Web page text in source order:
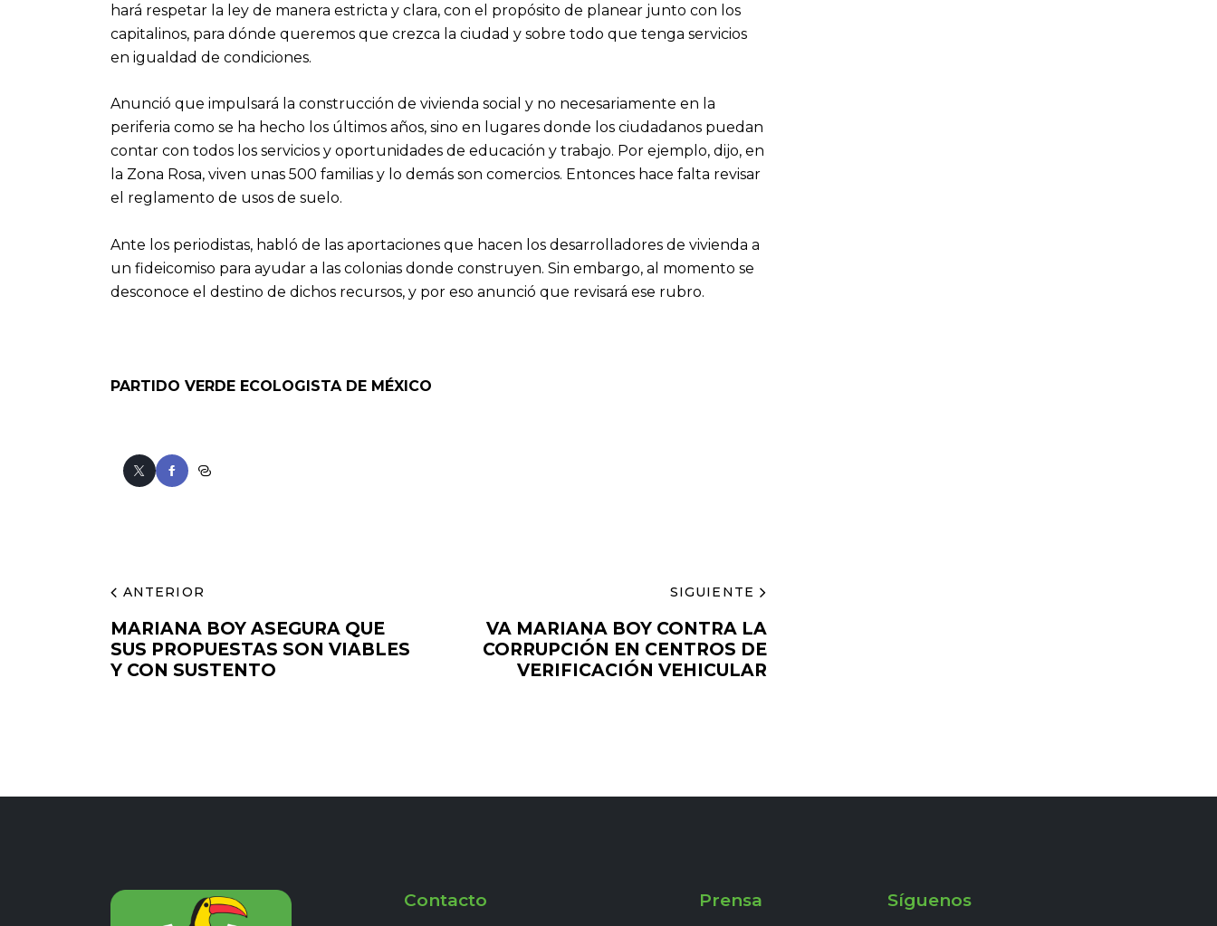
hará respetar la ley de manera estricta y clara, con el propósito de planear junto con los
capitalinos, para dónde queremos que crezca la ciudad y sobre todo que tenga servicios
en igualdad de condiciones.
Anunció que impulsará la construcción de vivienda social y no necesariamente en la
periferia como se ha hecho los últimos años, sino en lugares donde los ciudadanos puedan
contar con todos los servicios y oportunidades de educación y trabajo. Por ejemplo, dijo, en
la Zona Rosa, viven unas 500 familias y lo demás son comercios. Entonces hace falta revisar
el reglamento de usos de suelo.
Ante los periodistas, habló de las aportaciones que hacen los desarrolladores de vivienda a
un fideicomiso para ayudar a las colonias donde construyen. Sin embargo, al momento se
desconoce el destino de dichos recursos, y por eso anunció que revisará ese rubro.
PARTIDO VERDE ECOLOGISTA DE MÉXICO
ANTERIOR
MARIANA BOY ASEGURA QUE
SUS PROPUESTAS SON VIABLES
Y CON SUSTENTO
SIGUIENTE
VA MARIANA BOY CONTRA LA
CORRUPCIÓN EN CENTROS DE
VERIFICACIÓN VEHICULAR
Contacto Prensa Síguenos